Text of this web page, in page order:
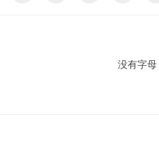
没有字母